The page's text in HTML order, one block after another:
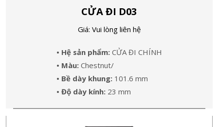
CỬA ĐI D03
Giá: Vui lòng liên hệ
• Hệ sản phẩm: CỬA ĐI CHÍNH
• Màu:Chestnut/
• Bề dày khung:101.6 mm
• Độ dày kính:23 mm